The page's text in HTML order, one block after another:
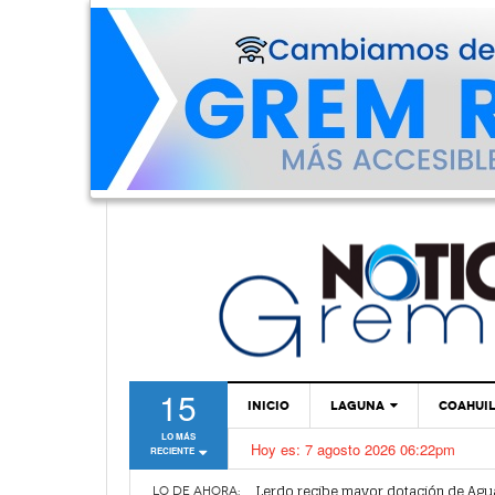
15
LO MÁS
RECIENTE
INICIO LAGUNA
TORREÓN
GÓMEZ PALACIO
Hoy es: 7 agosto 2026 06:22pm
LO DE AHORA:
Vamos a ser parte de esta nueva